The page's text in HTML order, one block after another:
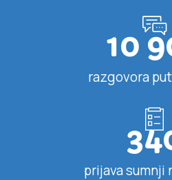
10
razgovora
prijava sumnji